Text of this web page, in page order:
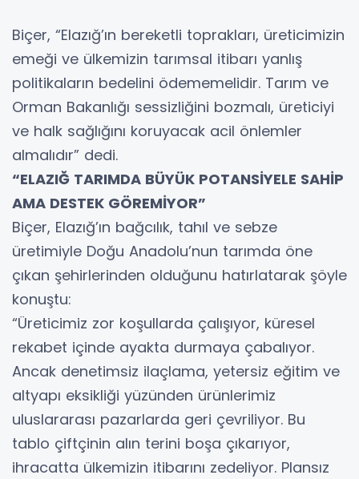
Biçer, “Elazığ’ın bereketli toprakları, üreticimizin
emeği ve ülkemizin tarımsal itibarı yanlış
politikaların bedelini ödememelidir. Tarım ve
Orman Bakanlığı sessizliğini bozmalı, üreticiyi
ve halk sağlığını koruyacak acil önlemler
almalıdır” dedi.
“ELAZIĞ TARIMDA BÜYÜK POTANSİYELE SAHİP
AMA DESTEK GÖREMİYOR”
Biçer, Elazığ’ın bağcılık, tahıl ve sebze
üretimiyle Doğu Anadolu’nun tarımda öne
çıkan şehirlerinden olduğunu hatırlatarak şöyle
konuştu:
“Üreticimiz zor koşullarda çalışıyor, küresel
rekabet içinde ayakta durmaya çabalıyor.
Ancak denetimsiz ilaçlama, yetersiz eğitim ve
altyapı eksikliği yüzünden ürünlerimiz
uluslararası pazarlarda geri çevriliyor. Bu
tablo çiftçinin alın terini boşa çıkarıyor,
ihracatta ülkemizin itibarını zedeliyor. Plansız